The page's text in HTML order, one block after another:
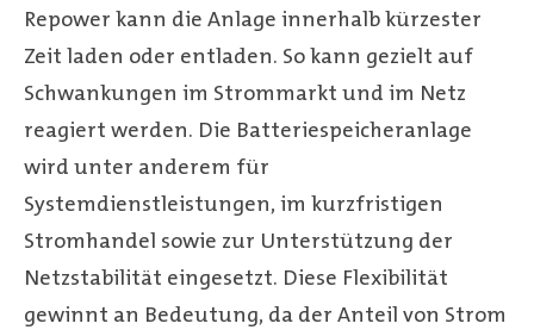
Repower kann die Anlage innerhalb kürzester
Zeit laden oder entladen. So kann gezielt auf
Schwankungen im Strommarkt und im Netz
reagiert werden. Die Batteriespeicheranlage
wird unter anderem für
Systemdienstleistungen, im kurzfristigen
Stromhandel sowie zur Unterstützung der
Netzstabilität eingesetzt. Diese Flexibilität
gewinnt an Bedeutung, da der Anteil von Strom